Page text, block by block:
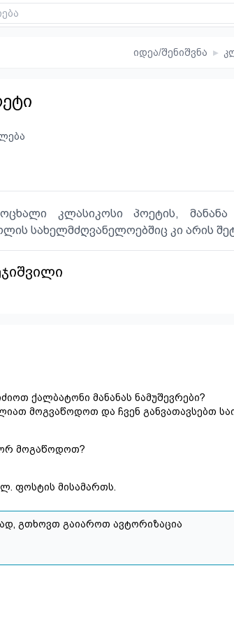
იდეა/შენიშვნა ▸
კლასიკოსი პოეტის, მანანა
სახელმძღვანელოებშიც კი არის
ქალბატონი მანანას ნამუშევრები?
მოგვაწოდოთ და ჩვენ განვათავსებთ
მოგაწოდოთ?
ფოსტის მისამართს.